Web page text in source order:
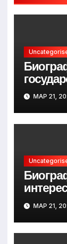
Андрея
доМАР 21,
и путь
МАР 21,